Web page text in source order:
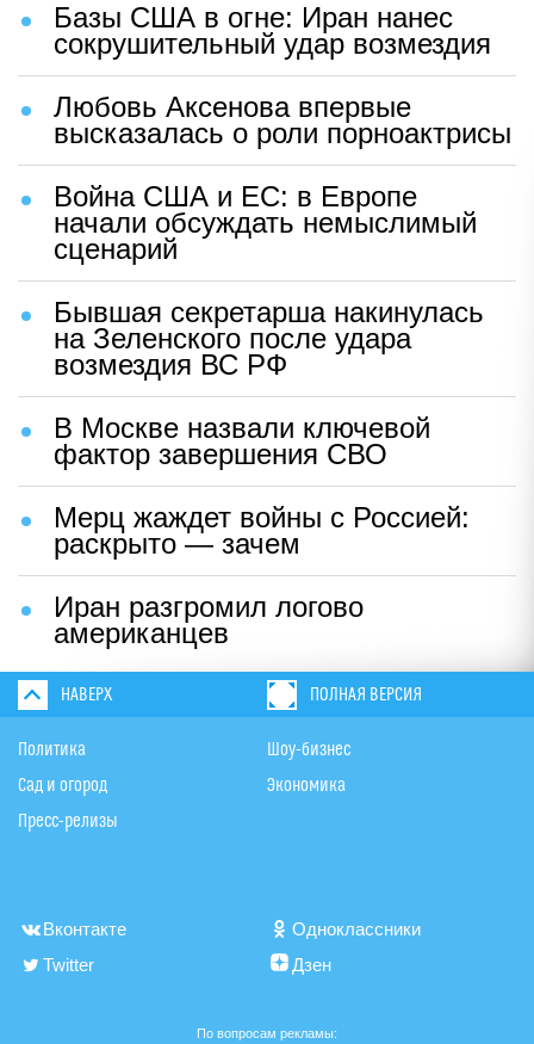
Базы США в огне: Иран нанес
сокрушительный удар возмездия
Любовь Аксенова впервые
высказалась о роли порноактрисы
Война США и ЕС: в Европе
начали обсуждать немыслимый
сценарий
Бывшая секретарша накинулась
на Зеленского после удара
возмездия ВС РФ
В Москве назвали ключевой
фактор завершения СВО
Мерц жаждет войны с Россией:
раскрыто — зачем
Иран разгромил логово
американцев
НАВЕРХ ПОЛНАЯ ВЕРСИЯ
Политика
Сад и огород
Пресс-релизы
Шоу-бизнес
Экономика
Вконтакте
Одноклассники
Twitter
Дзен
По вопросам рекламы: